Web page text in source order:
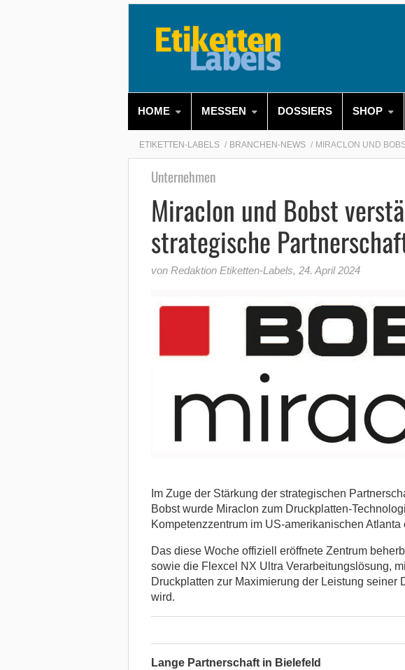
HOME MESSEN DOSSIERS SHOP
ETIKETTEN-LABELS BRANCHEN-NEWS MIRACLON UND
Unternehmen
Miraclon und Bobst
strategische
von Redaktion Etiketten-Labels, 24. April 2024
Im Zuge der Stärkung der strategischen
Bobst wurde Miraclon zum Druckplatten-
Kompetenzzentrum im US-amerikanischen Atlanta
Das diese Woche offiziell eröffnete Zentrum
sowie die Flexcel NX Ultra Verarbeitungslösung,
Druckplatten zur Maximierung der Leistung seiner
wird.
Lange Partnerschaft in Bielefeld